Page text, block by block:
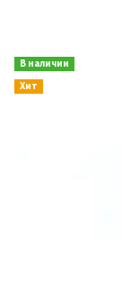
В наличии
Хит